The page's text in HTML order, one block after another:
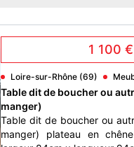
1 100 €
Loire-sur-Rhône (69)
Table dit de boucher ou
manger)
Table dit de boucher ou
manger) plateau en